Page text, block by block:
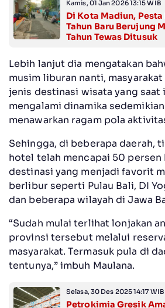
Kamis, 01 Jan 2026 13:15 WIB
Di Kota Madiun,
Tahun Baru Berujung
Tahun Tewas Ditusuk
Lebih lanjut dia mengatakan
musim liburan nanti,
jenis destinasi wisata yang saat
mengalami dinamika
menawarkan ragam pola
Sehingga, di beberapa daerah,
hotel telah mencapai 50 persen
destinasi yang menjadi favorit
berlibur seperti Pulau Bali, DI
dan beberapa wilayah di Jawa
“Sudah mulai terlihat lonjakan
provinsi tersebut melalui
masyarakat. Termasuk pula di
tentunya,” imbuh Maulana.
Selasa, 30 Des 2025 14:17 WIB
Petrokimia Gresik